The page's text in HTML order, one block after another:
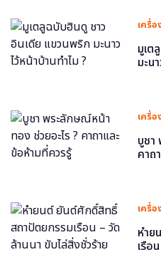
เครื่อ
มูเต
มะน
เครื่อ
บูชา
คาถ
เครื่อ
หำย
เรือ